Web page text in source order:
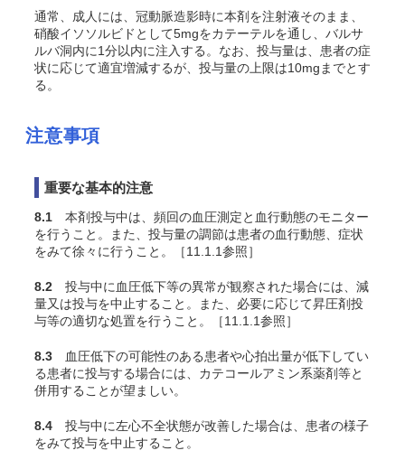
通常、成人には、冠動脈造影時に本剤を注射液そのまま、
硝酸イソソルビドとして5mgをカテーテルを通し、バルサ
ルバ洞内に1分以内に注入する。なお、投与量は、患者の症
状に応じて適宜増減するが、投与量の上限は10mgまでとす
る。
注意事項
重要な基本的注意
8.1 本剤投与中は、頻回の血圧測定と血行動態のモニター
を行うこと。また、投与量の調節は患者の血行動態、症状
をみて徐々に行うこと。［11.1.1参照］
8.2 投与中に血圧低下等の異常が観察された場合には、減
量又は投与を中止すること。また、必要に応じて昇圧剤投
与等の適切な処置を行うこと。［11.1.1参照］
8.3 血圧低下の可能性のある患者や心拍出量が低下してい
る患者に投与する場合には、カテコールアミン系薬剤等と
併用することが望ましい。
8.4 投与中に左心不全状態が改善した場合は、患者の様子
をみて投与を中止すること。